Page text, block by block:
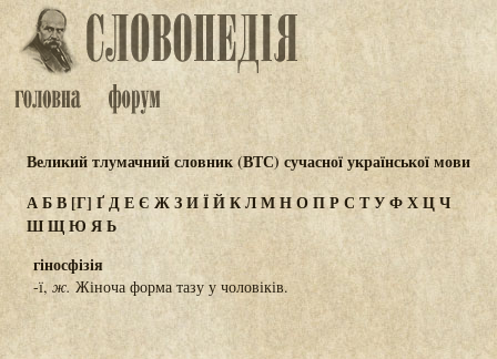
Великий тлумачний словник (ВТС) сучасної української мови
АБВ[Г] ҐДЕЄ ЖЗИЇЙКЛМНОПР СТУФХЦЧ
ШЩЮЯЬ
гіносфізія
-ї, ж. Жіноча форма тазу у чоловіків.